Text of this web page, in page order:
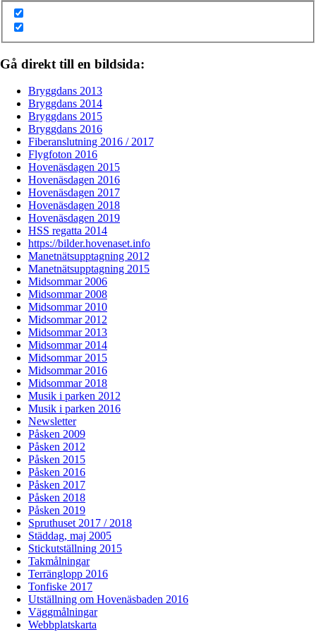
Gå direkt till en bildsida:
Bryggdans 2013
Bryggdans 2014
Bryggdans 2015
Bryggdans 2016
Fiberanslutning 2016 / 2017
Flygfoton 2016
Hovenäsdagen 2015
Hovenäsdagen 2016
Hovenäsdagen 2017
Hovenäsdagen 2018
Hovenäsdagen 2019
HSS regatta 2014
https://bilder.hovenaset.info
Manetnätsupptagning 2012
Manetnätsupptagning 2015
Midsommar 2006
Midsommar 2008
Midsommar 2010
Midsommar 2012
Midsommar 2013
Midsommar 2014
Midsommar 2015
Midsommar 2016
Midsommar 2018
Musik i parken 2012
Musik i parken 2016
Newsletter
Påsken 2009
Påsken 2012
Påsken 2015
Påsken 2016
Påsken 2017
Påsken 2018
Påsken 2019
Spruthuset 2017 / 2018
Städdag, maj 2005
Stickutställning 2015
Takmålningar
Terränglopp 2016
Tonfiske 2017
Utställning om Hovenäsbaden 2016
Väggmålningar
Webbplatskarta